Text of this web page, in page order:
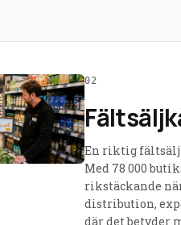
02
En riktig
Med 78 000
rikstäckande
distribution,
där det betyder